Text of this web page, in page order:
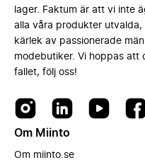
lager. Faktum är att vi inte
alla våra produkter
kärlek av passionerade
modebutiker. Vi hoppas att
fallet, följ oss!
Om Miinto
Om miinto.se